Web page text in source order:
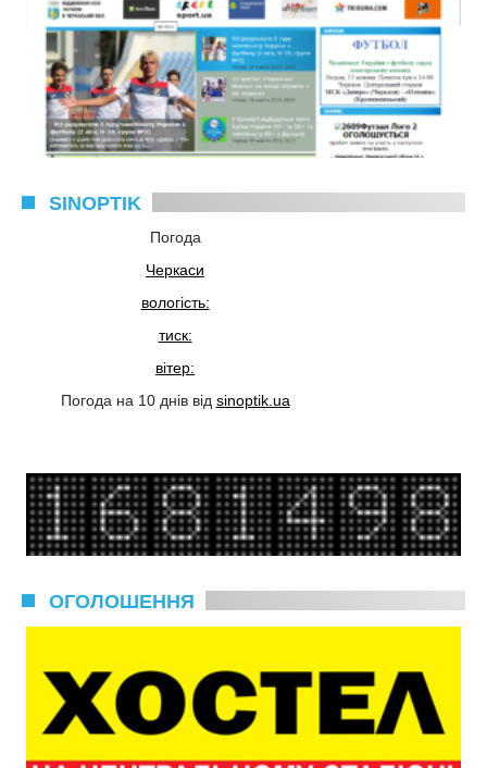
SINOPTIK
Погода
Черкаси
вологість:
тиск:
вітер:
Погода на 10 днів від sinoptik.ua
ОГОЛОШЕННЯ